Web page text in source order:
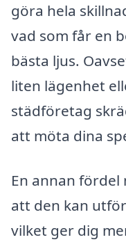
göra hela
vad som får en
bästa ljus.
liten lägenhet
städföretag
att möta dina
En annan
att den kan
vilket ger dig